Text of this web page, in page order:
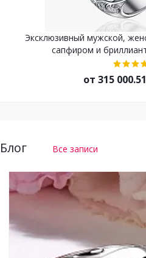
Эксклюзивный мужской,
сапфиром и
от 315
Блог Все записи